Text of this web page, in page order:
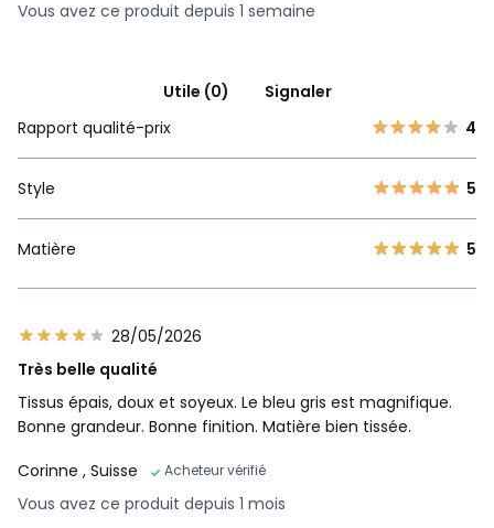
Vous avez ce produit depuis 1 semaine
Utile (0)
Signaler
Rapport qualité-prix
4
Style 5
Matière 5
28/05/2026
Très belle qualité
Tissus épais, doux et soyeux. Le bleu gris est magnifique.
Bonne grandeur. Bonne finition. Matière bien tissée.
Corinne , Suisse Acheteur vérifié
Vous avez ce produit depuis 1 mois